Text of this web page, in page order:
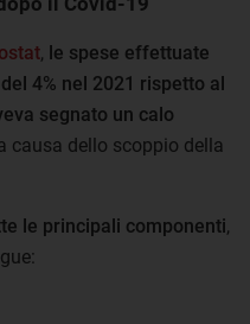
, le spese effettuate
4% nel 2021 rispetto al
segnato un calo
causa dello scoppio della
le principali componenti,